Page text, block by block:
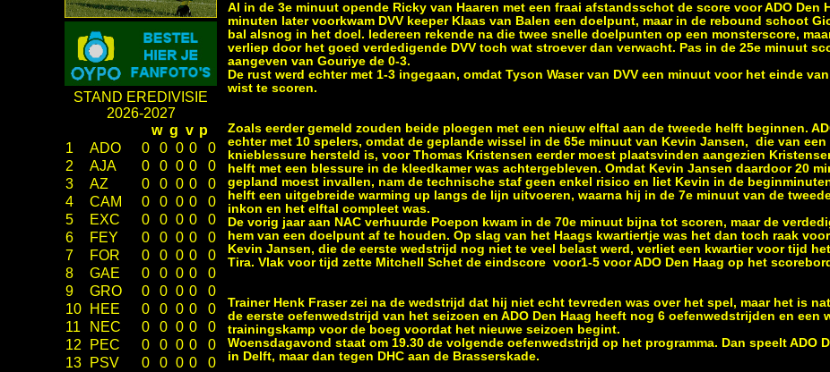
STAND EREDIVISIE
2026-2027
w g v p
1
ADO 0 0 0 0
0
2
AJA 0 0 0 0
0
3
AZ 0 0 0 0
0
4
CAM 0 0 0 0
0
5
EXC 0 0 0 0
0
6
FEY 0 0 0 0
0
7
FOR 0 0 0 0
0
8
GAE 0 0 0 0
0
9
GRO 0 0 0 0
0
10
HEE 0 0 0 0
0
11
NEC 0 0 0 0
0
12
PEC 0 0 0 0
0
13
PSV 0 0 0 0
0
Al in de 3e minuut opende Ricky van Haaren met een fraai afstandsschot de score voor ADO Den
minuten later voorkwam DVV keeper Klaas van Balen een doelpunt, maar in de rebound schoot
bal alsnog in het doel. Iedereen rekende na die twee snelle doelpunten op een monsterscore,
verliep door het goed verdedigende DVV toch wat stroever dan verwacht. Pas in de 25e minuut
aangeven van Gouriye de 0-3.
De rust werd echter met 1-3 ingegaan, omdat Tyson Waser van DVV een minuut voor het einde
wist te scoren.
Zoals eerder gemeld zouden beide ploegen met een nieuw elftal aan de tweede helft beginnen.
echter met 10 spelers, omdat de geplande wissel in de 65e minuut van Kevin Jansen, die van een
knieblessure hersteld is, voor Thomas Kristensen eerder moest plaatsvinden aangezien
helft met een blessure in de kleedkamer was achtergebleven. Omdat Kevin Jansen daardoor 20
gepland moest invallen, nam de technische staf geen enkel risico en liet Kevin in de
helft een uitgebreide warming up langs de lijn uitvoeren, waarna hij in de 7e minuut van de
inkon en het elftal compleet was.
De vorig jaar aan NAC verhuurde Poepon kwam in de 70e minuut bijna tot scoren, maar de
hem van een doelpunt af te houden. Op slag van het Haags kwartiertje was het dan toch raak
Kevin Jansen, die de eerste wedstrijd nog niet te veel belast werd, verliet een kwartier voor tijd
Tira. Vlak voor tijd zette Mitchell Schet de eindscore voor1-5 voor ADO Den Haag op het
Trainer Henk Fraser zei na de wedstrijd dat hij niet echt tevreden was over het spel, maar het is
de eerste oefenwedstrijd van het seizoen en ADO Den Haag heeft nog 6 oefenwedstrijden en een
trainingskamp voor de boeg voordat het nieuwe seizoen begint.
Woensdagavond staat om 19.30 de volgende oefenwedstrijd op het programma. Dan speelt ADO
in Delft, maar dan tegen DHC aan de Brasserskade.